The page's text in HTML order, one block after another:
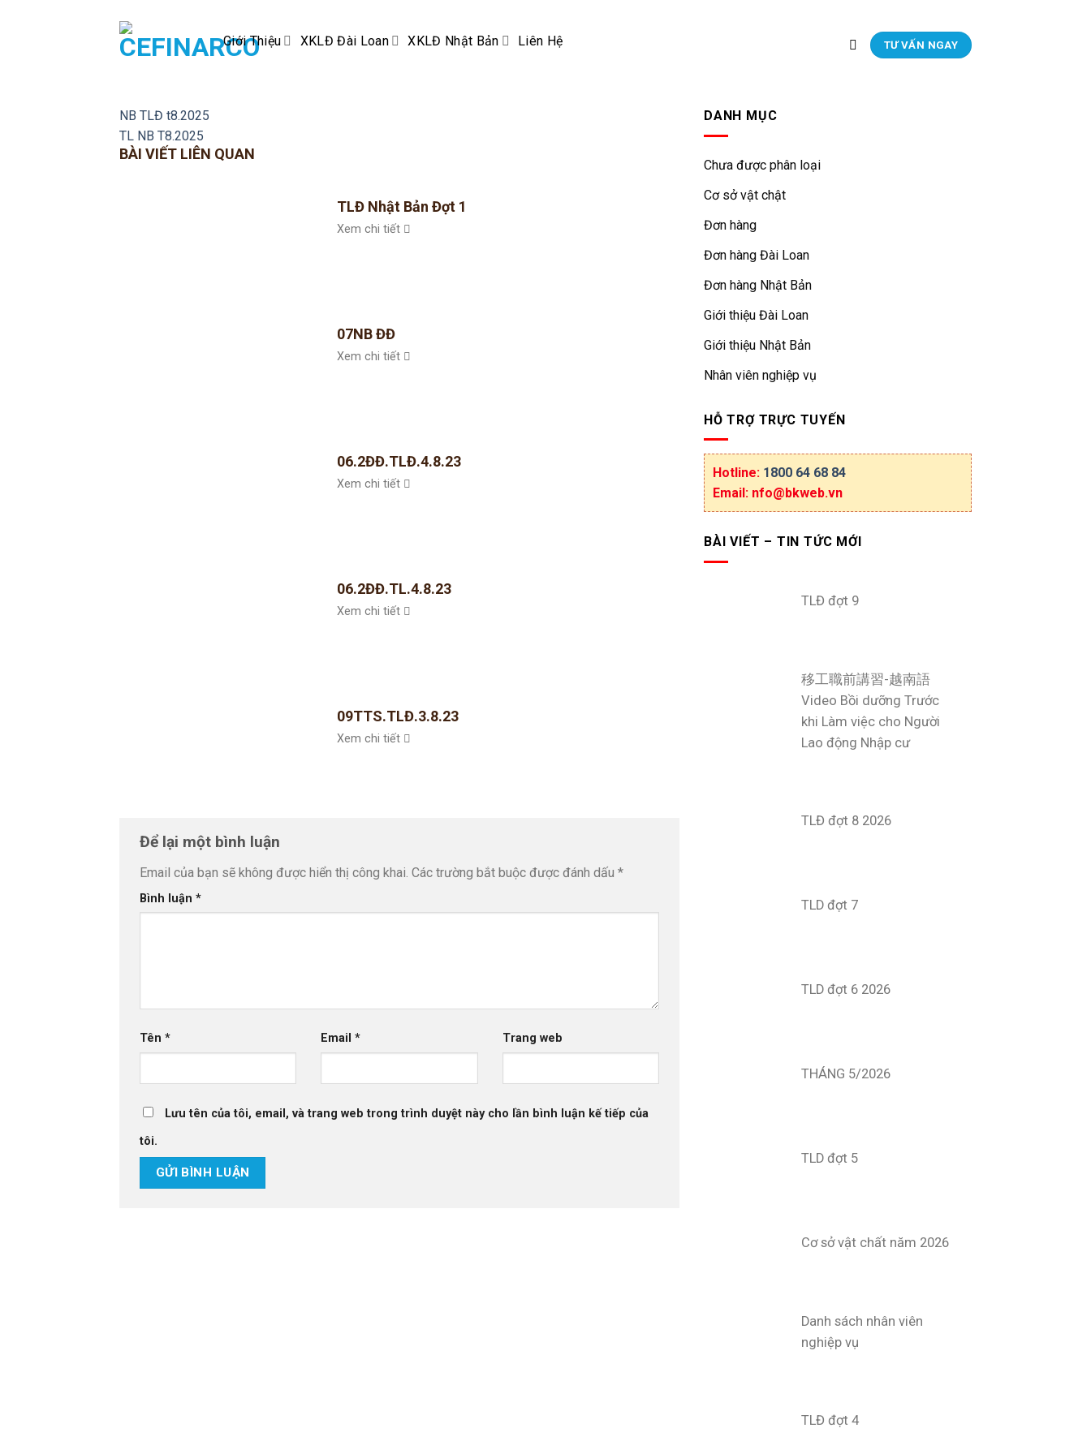
Giới Thiệu XKLĐ Đài Loan XKLĐ Nhật Bản Liên Hệ TƯ VẤN NGAY
NB TLĐ t8.2025
TL NB T8.2025
BÀI VIẾT LIÊN QUAN
TLĐ Nhật Bản Đợt 1
Xem chi tiết
07NB ĐĐ
Xem chi tiết
06.2ĐĐ.TLĐ.4.8.23
Xem chi tiết
06.2ĐĐ.TL.4.8.23
Xem chi tiết
09TTS.TLĐ.3.8.23
Xem chi tiết
Để lại một bình luận
Email của bạn sẽ không được hiển thị công khai. Các trường bắt buộc được đánh dấu *
Bình luận *
Tên * Email* Trang web
Lưu tên của tôi, email, và trang web trong trình duyệt này cho lần bình luận kế tiếp của
tôi.
DANH MỤC
Chưa được phân loại
Cơ sở vật chật
Đơn hàng
Đơn hàng Đài Loan
Đơn hàng Nhật Bản
Giới thiệu Đài Loan
Giới thiệu Nhật Bản
Nhân viên nghiệp vụ
HỖ TRỢ TRỰC TUYẾN
Hotline: 1800 64 68 84
Email: nfo@bkweb.vn
BÀI VIẾT – TIN TỨC MỚI
TLĐ đợt 9
移工職前講習-越南語
Video Bồi dưỡng Trước
khi Làm việc cho Người
Lao động Nhập cư
TLĐ đợt 8 2026
TLD đợt 7
TLD đợt 6 2026
THÁNG 5/2026
TLD đợt 5
Cơ sở vật chất năm 2026
Danh sách nhân viên
nghiệp vụ
TLĐ đợt 4